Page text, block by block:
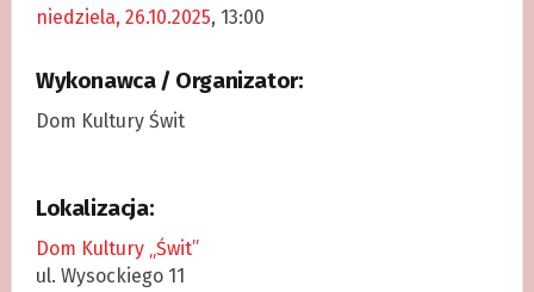
niedziela, 26.10.2025, 13:00
Wykonawca / Organizator:
Dom Kultury Świt
Lokalizacja:
Dom Kultury „Świt”
ul. Wysockiego 11